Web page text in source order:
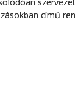
című